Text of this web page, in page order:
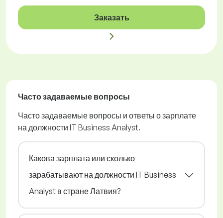
Заказать
Часто задаваемые вопросы
Часто задаваемые вопросы и ответы о зарплате
на должности IT Business Analyst.
Какова зарплата или сколько
зарабатывают на должности IT Business
Analyst в стране Латвия?